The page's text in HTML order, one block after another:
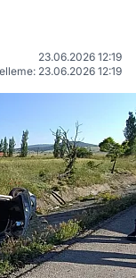
23.06.2026 12:19
23.06.2026 12:19